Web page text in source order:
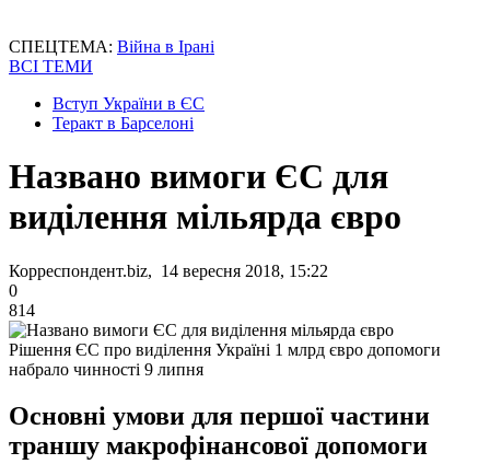
СПЕЦТЕМА: Війна в Ірані
ВСІ ТЕМИ
Вступ України в ЄС
Теракт в Барселоні
Названо вимоги ЄС для
виділення мільярда євро
Корреспондент.biz, 14 вересня 2018, 15:22
0
814
Рішення ЄС про виділення Україні 1 млрд євро допомоги
набрало чинності 9 липня
Основні умови для першої частини
траншу макрофінансової допомоги